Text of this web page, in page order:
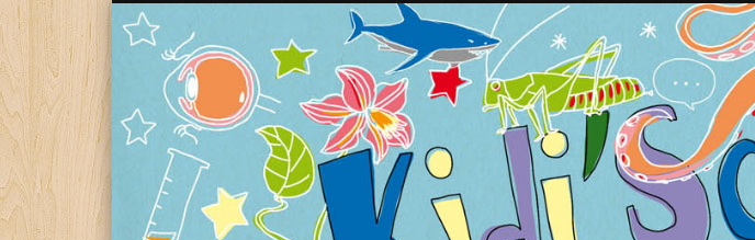
Faire aimer les Sciences aux Enfants !